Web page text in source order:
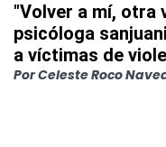
"Volver a mí, otra
psicóloga
a víctimas de
PorCeleste Roco